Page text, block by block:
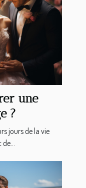
une
?
jours de la vie